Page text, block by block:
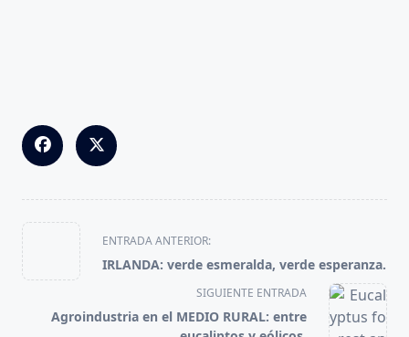
<span
class="nav-
subtitle
reader-
ENTRADA ANTERIOR:
IRLANDA: verde esmeralda, verde esperanza.
SIGUIENTE ENTRADA
Agroindustria en el MEDIO RURAL: entre